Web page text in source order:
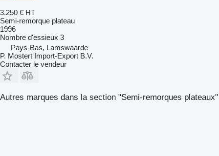
3.250 € HT
Semi-remorque plateau
1996
Nombre d'essieux 3
Pays-Bas, Lamswaarde
P. Mostert Import-Export B.V.
Contacter le vendeur
Autres marques dans la section "Semi-remorques plateaux"